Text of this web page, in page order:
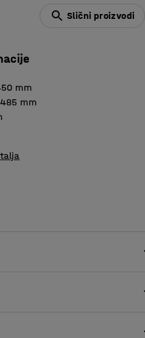
Slični proizvodi
mm
485 mm
sjedišta i naslona sprečava